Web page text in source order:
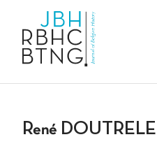
René